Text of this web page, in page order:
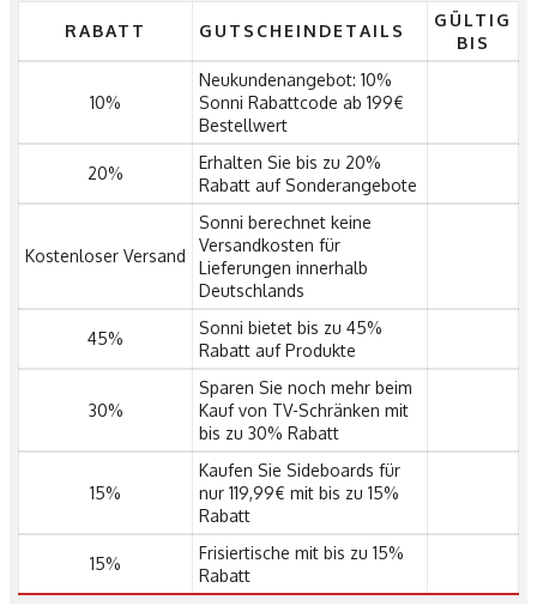
RABATT GUTSCHEINDETAILS
GÜLTIG
BIS
10%
Neukundenangebot: 10%
Sonni Rabattcode ab 199€
Bestellwert
20%
Erhalten Sie bis zu 20%
Rabatt auf Sonderangebote
Kostenloser Versand
Sonni berechnet keine
Versandkosten für
Lieferungen innerhalb
Deutschlands
45%
Sonni bietet bis zu 45%
Rabatt auf Produkte
30%
Sparen Sie noch mehr beim
Kauf von TV-Schränken mit
bis zu 30% Rabatt
15%
Kaufen Sie Sideboards für
nur 119,99€ mit bis zu 15%
Rabatt
15%
Frisiertische mit bis zu 15%
Rabatt